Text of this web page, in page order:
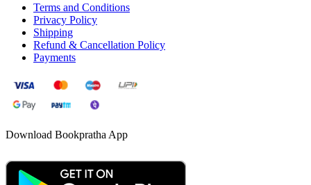
Terms and Conditions
Privacy Policy
Shipping
Refund & Cancellation Policy
Payments
Download Bookpratha App